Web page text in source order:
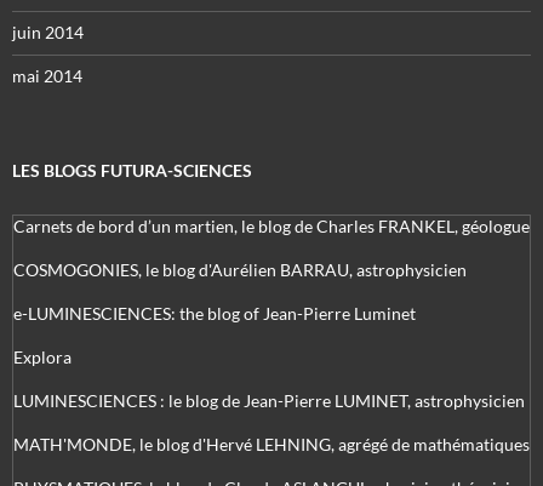
juin 2014
mai 2014
LES BLOGS FUTURA-SCIENCES
Carnets de bord d’un martien, le blog de Charles FRANKEL, géologue
COSMOGONIES, le blog d'Aurélien BARRAU, astrophysicien
e-LUMINESCIENCES: the blog of Jean-Pierre Luminet
Explora
LUMINESCIENCES : le blog de Jean-Pierre LUMINET, astrophysicien
MATH'MONDE, le blog d'Hervé LEHNING, agrégé de mathématiques